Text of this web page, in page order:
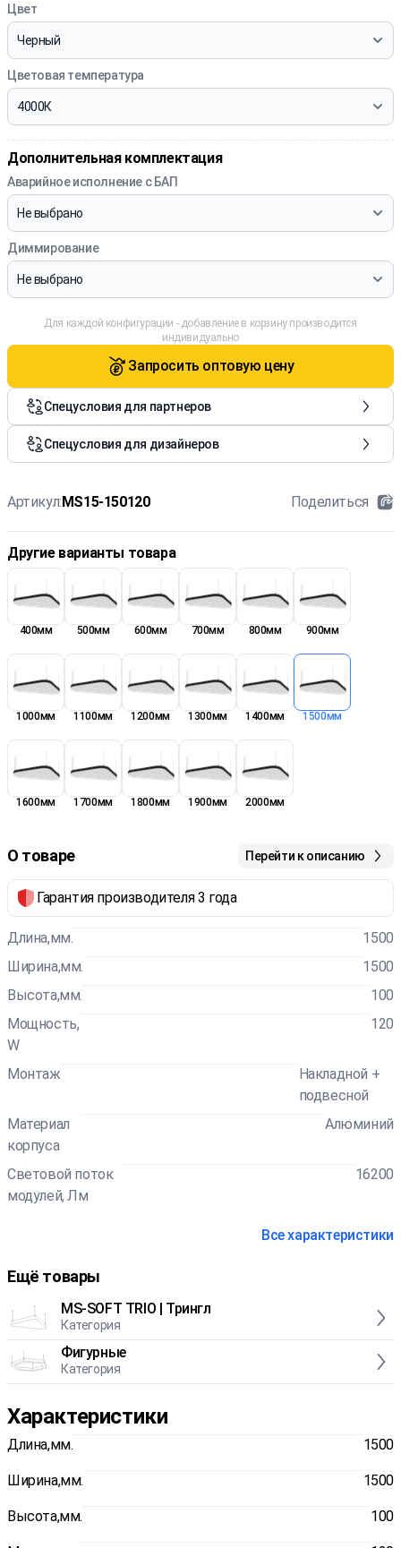
Артикул:MS15-150120 Поделиться
Другие варианты товара
400мм 500мм 600мм 700мм 800мм 900мм
1000мм 1100мм 1200мм 1300мм 1400мм 1500мм
1600мм 1700мм 1800мм 1900мм 2000мм
О товаре Перейти к описанию
Гарантия производителя 3 года
Длина,мм.
1500
Ширина,мм.
1500
Высота,мм.
100
Мощность,
W
120
Монтаж
Накладной +
подвесной
Материал
корпуса
Алюминий
Световой поток
модулей, Лм
16200
Все характеристики
Ещё товары
MS-SOFT TRIO | Трингл
Категория
Фигурные
Категория
Цвет
Цветовая температура
Дополнительная комплектация
Аварийное исполнение с БАП
Диммирование
Для каждой конфигурации - добавление в корзину производится
индивидуально
Запросить оптовую цену
Спецусловия для партнеров
Спецусловия для дизайнеров
Характеристики
Длина,мм. 1500
Ширина,мм. 1500
Высота,мм. 100